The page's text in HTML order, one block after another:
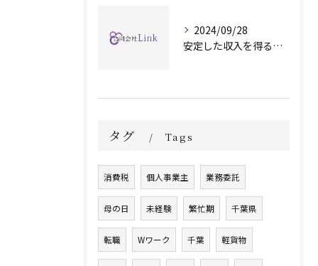
2024/09/28
安定した収入を得るために
タグ Tags
消費税 個人事業主 業務委託
母の日 未経験 繁忙期 千葉県
転職 Wワーク 千葉 軽貨物